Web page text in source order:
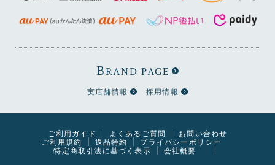
ROKER 回転チェア(板
座面)はこちら▶
BRAND PAGE
実店舗情報 採用情報
ご利用ガイド よくあるご質問
お問い合わせ
ご利用規約
返品特約
プライバシーポリシー
特定商取引法に基づく表示
会社概要